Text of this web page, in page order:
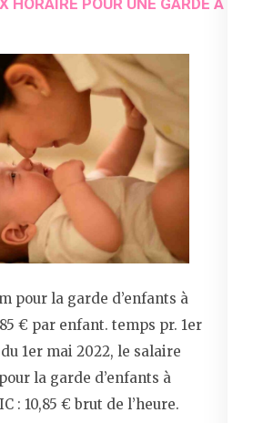
pour la garde d’enfants à
€ par enfant. temps pr. 1er
1er mai 2022, le salaire
la garde d’enfants à
: 10,85 € brut de l’heure.